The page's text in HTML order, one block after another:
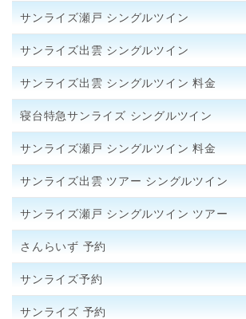
サンライズ瀬戸 シングルツイン
サンライズ出雲 シングルツイン
サンライズ出雲 シングルツイン 料金
寝台特急サンライズ シングルツイン
サンライズ瀬戸 シングルツイン 料金
サンライズ出雲 ツアー シングルツイン
サンライズ瀬戸 シングルツイン ツアー
さんらいず 予約
サンライズ予約
サンライズ 予約